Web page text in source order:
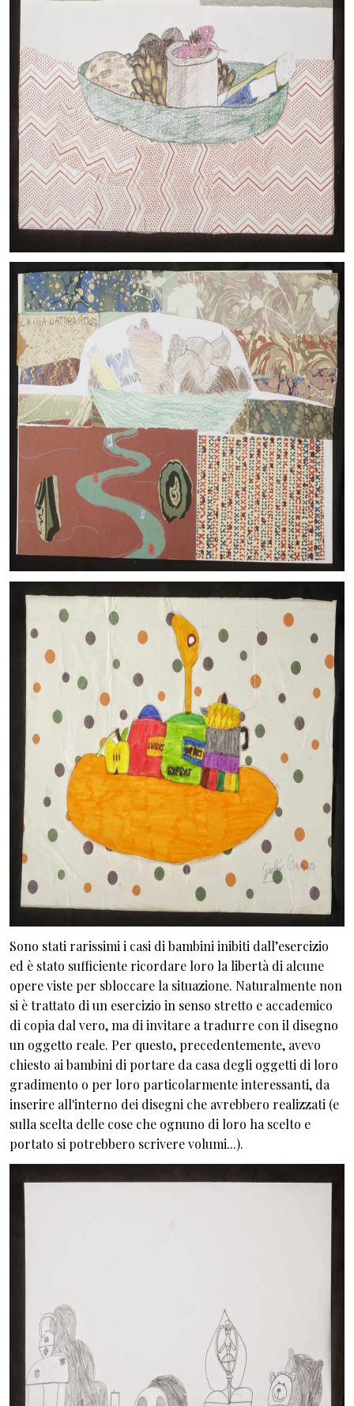
Sono stati rarissimi i casi di bambini inibiti dall’esercizio
ed è stato sufficiente ricordare loro la libertà di alcune
opere viste per sbloccare la situazione. Naturalmente non
si è trattato di un esercizio in senso stretto e accademico
di copia dal vero, ma di invitare a tradurre con il disegno
un oggetto reale. Per questo, precedentemente, avevo
chiesto ai bambini di portare da casa degli oggetti di loro
gradimento o per loro particolarmente interessanti, da
inserire all'interno dei disegni che avrebbero realizzati (e
sulla scelta delle cose che ognuno di loro ha scelto e
portato si potrebbero scrivere volumi...).